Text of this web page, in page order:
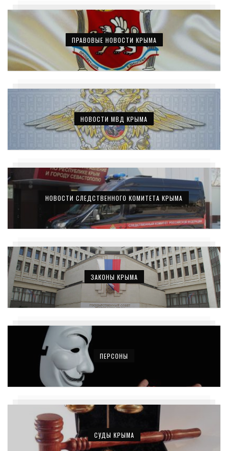
ПРАВОВЫЕ НОВОСТИ КРЫМА
НОВОСТИ МВД КРЫМА
НОВОСТИ СЛЕДСТВЕННОГО КОМИТЕТА КРЫМА
ЗАКОНЫ КРЫМА
ПЕРСОНЫ
СУДЫ КРЫМА